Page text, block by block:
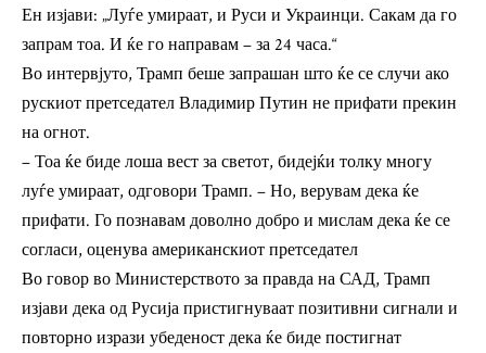
Ен изјави: „Луѓе умираат, и Руси и Украинци. Сакам да го
запрам тоа. И ќе го направам – за 24 часа.“
Во интервјуто, Трамп беше запрашан што ќе се случи ако
рускиот претседател Владимир Путин не прифати прекин
на огнот.
– Тоа ќе биде лоша вест за светот, бидејќи толку многу
луѓе умираат, одговори Трамп. – Но, верувам дека ќе
прифати. Го познавам доволно добро и мислам дека ќе се
согласи, оценува американскиот претседател
Во говор во Министерството за правда на САД, Трамп
изјави дека од Русија пристигнуваат позитивни сигнали и
повторно изрази убеденост дека ќе биде постигнат